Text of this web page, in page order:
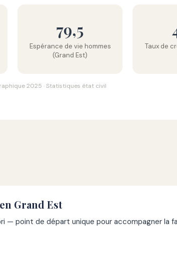
79,5
Espérance de vie hommes
(Grand Est)
Taux de
2025 · Statistiques état civil
Grand Est
— point de départ unique pour accompagner la